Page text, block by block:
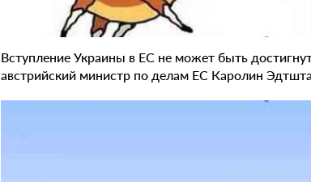
Вступление Украины в ЕС не может быть
австрийский министр по делам ЕС Каролин